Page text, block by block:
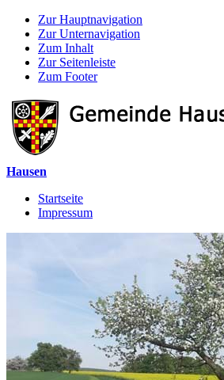
Zur Hauptnavigation
Zur Unternavigation
Zum Inhalt
Zur Seitenleiste
Zum Footer
Hausen
Startseite
Impressum